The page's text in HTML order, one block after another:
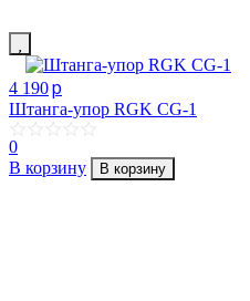
4 190p
Штанга-упор RGK CG-1
0
В корзину
В корзину